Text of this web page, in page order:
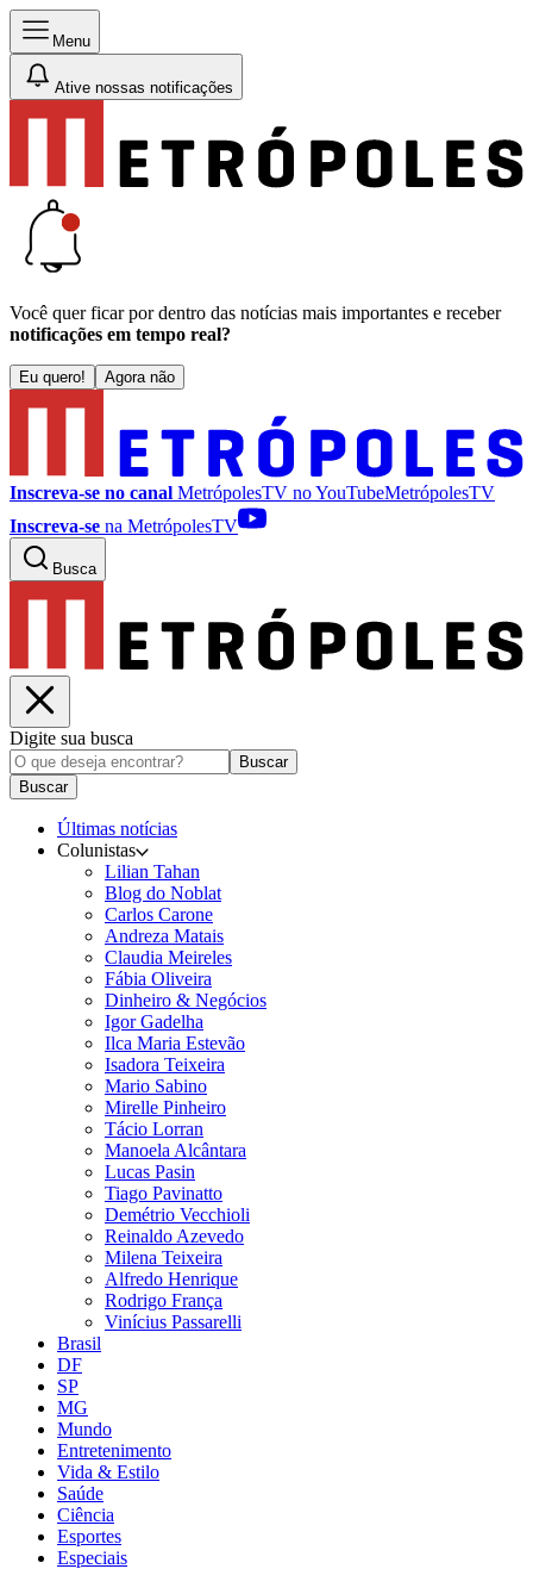
Menu
Ative nossas notificações
Você quer ficar por dentro das notícias mais importantes e receber
notificações em tempo real?
Eu quero! Agora não
Inscreva-se no canal MetrópolesTV noYouTubeMetrópolesTV
Inscreva-se na MetrópolesTV
Busca
Digite sua busca
Buscar
Buscar
Últimas notícias
Colunistas
Lilian Tahan
Blog do Noblat
Carlos Carone
Andreza Matais
Claudia Meireles
Fábia Oliveira
Dinheiro & Negócios
Igor Gadelha
Ilca Maria Estevão
Isadora Teixeira
Mario Sabino
Mirelle Pinheiro
Tácio Lorran
Manoela Alcântara
Lucas Pasin
Tiago Pavinatto
Demétrio Vecchioli
Reinaldo Azevedo
Milena Teixeira
Alfredo Henrique
Rodrigo França
Vinícius Passarelli
Brasil
DF
SP
MG
Mundo
Entretenimento
Vida & Estilo
Saúde
Ciência
Esportes
Especiais